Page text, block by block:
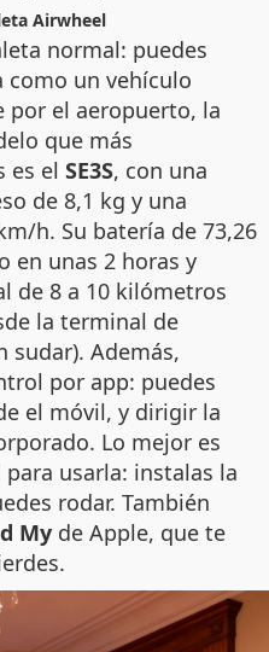
Airwheel
normal: puedes
como un vehículo
por el aeropuerto, la
que más
es el SE3S, con una
de 8,1 kg y una
h. Su batería de 73,26
en unas 2 horas y
de 8 a 10 kilómetros
la terminal de
sudar). Además,
por app: puedes
el móvil, y dirigir la
Lo mejor es
usarla: instalas la
rodar. También
My de Apple, que te